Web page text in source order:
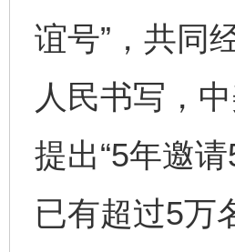
谊号”，共同
人民书写，
提出“5年邀
已有超过5万